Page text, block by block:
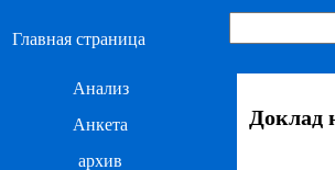
Главная страница
Анализ
Анкета
архив
Доклад